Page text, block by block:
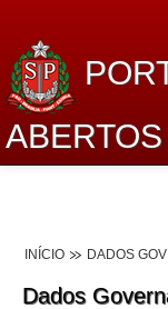
INÍCIO DADOS
Dados